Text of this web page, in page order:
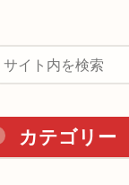
カテゴリー